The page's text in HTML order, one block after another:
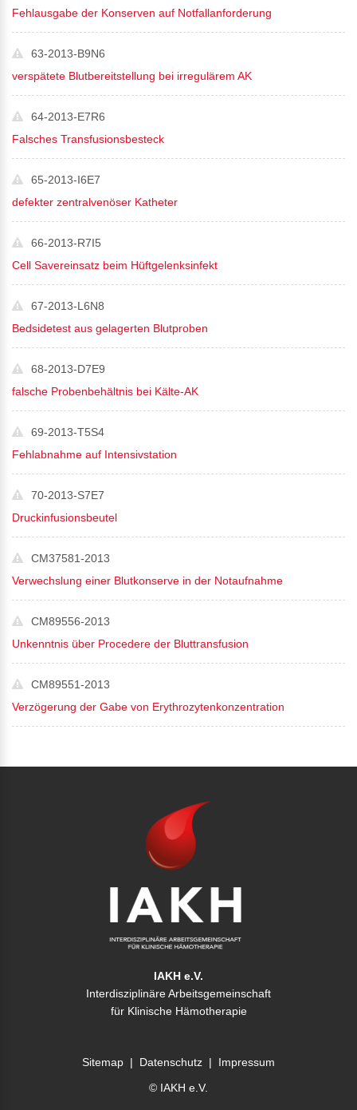
Fehlausgabe der Konserven auf Notfallanforderung
63-2013-B9N6
verspätete Blutbereitstellung bei irregulärem AK
64-2013-E7R6
Falsches Transfusionsbesteck
65-2013-I6E7
defekter zentralvenöser Katheter
66-2013-R7I5
Cell Savereinsatz beim Hüftgelenksinfekt
67-2013-L6N8
Bedsidetest aus gelagerten Blutproben
68-2013-D7E9
falsche Probenbehältnis bei Kälte-AK
69-2013-T5S4
Fehlabnahme auf Intensivstation
70-2013-S7E7
Druckinfusionsbeutel
CM37581-2013
Verwechslung einer Blutkonserve in der Notaufnahme
CM89556-2013
Unkenntnis über Procedere der Bluttransfusion
CM89551-2013
Verzögerung der Gabe von Erythrozytenkonzentration
IAKH e.V.
Interdisziplinäre Arbeitsgemeinschaft
für Klinische Hämotherapie
Sitemap | Datenschutz | Impressum
© IAKH e.V.